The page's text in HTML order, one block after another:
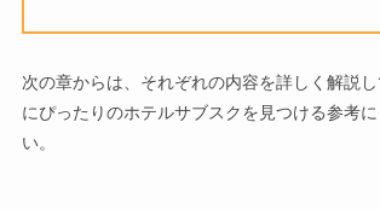
次の章からは、それぞれの内容を詳しく解説
にぴったりのホテルサブスクを見つける参考
い。